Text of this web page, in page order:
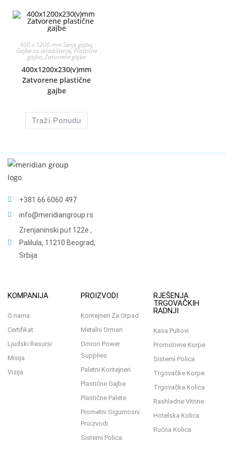
400 x 1200 mm Serije gajbe,
Gajbe za skladištenje,Plastične
gajbe, Zatvorene gajbe
400x1200x230(v)mm
Zatvorene plastične
gajbe
Traži Ponudu
+381 66 6060 497
info@meridiangroup.rs
Zrenjaninski put 122e ,
Palilula, 11210 Beograd,
Srbija
KOMPANIJA
O nama
Certifikat
Ljudski Resursi
Misija
Vizija
PROIZVODI
Kontejneri Za Otpad
Metalni Ormari
Omron Power
Supplies
Paletni Kontejneri
Plastične Gajbe
Plastične Palete
Prometni Sigurnosni
Proizvodi
Sistemi Polica
RJEŠENJA
TRGOVAČKIH
RADNJI
Kasa Pultovi
Promotivne Korpe
Sistemi Polica
Trgovačke Korpe
Trgovačka Kolica
Rashladne Vitrine
Hotelska Kolica
Ručna Kolica